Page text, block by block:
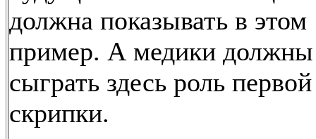
должна показывать в этом
пример. А медики должны
сыграть здесь роль первой
скрипки.